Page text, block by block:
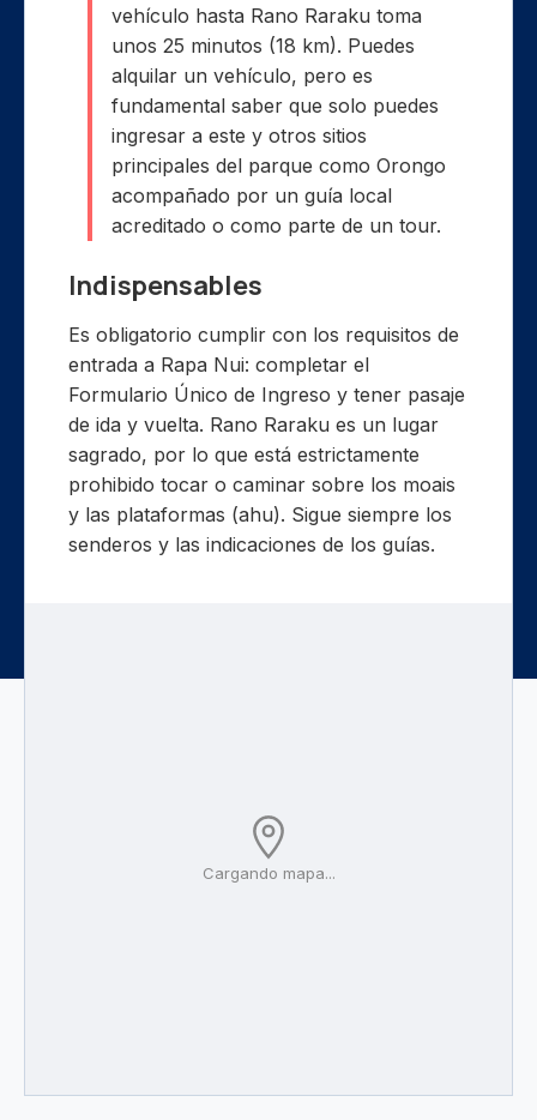
Cargando mapa...
vehículo hasta Rano Raraku toma
unos 25 minutos (18 km). Puedes
alquilar un vehículo, pero es
fundamental saber que solo puedes
ingresar a este y otros sitios
principales del parque como Orongo
acompañado por un guía local
acreditado o como parte de un tour.
Indispensables
Es obligatorio cumplir con los requisitos de
entrada a Rapa Nui: completar el
Formulario Único de Ingreso y tener pasaje
de ida y vuelta. Rano Raraku es un lugar
sagrado, por lo que está estrictamente
prohibido tocar o caminar sobre los moais
y las plataformas (ahu). Sigue siempre los
senderos y las indicaciones de los guías.